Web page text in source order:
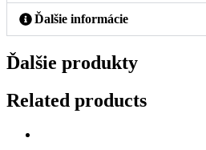
Ďalšie informácie
Ďalšie produkty
Related products